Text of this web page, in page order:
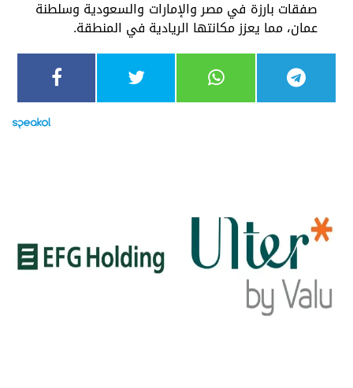
صفقات بارزة في مصر والإمارات والسعودية وسلطنة
عمان، مما يعزز مكانتها الريادية في المنطقة.